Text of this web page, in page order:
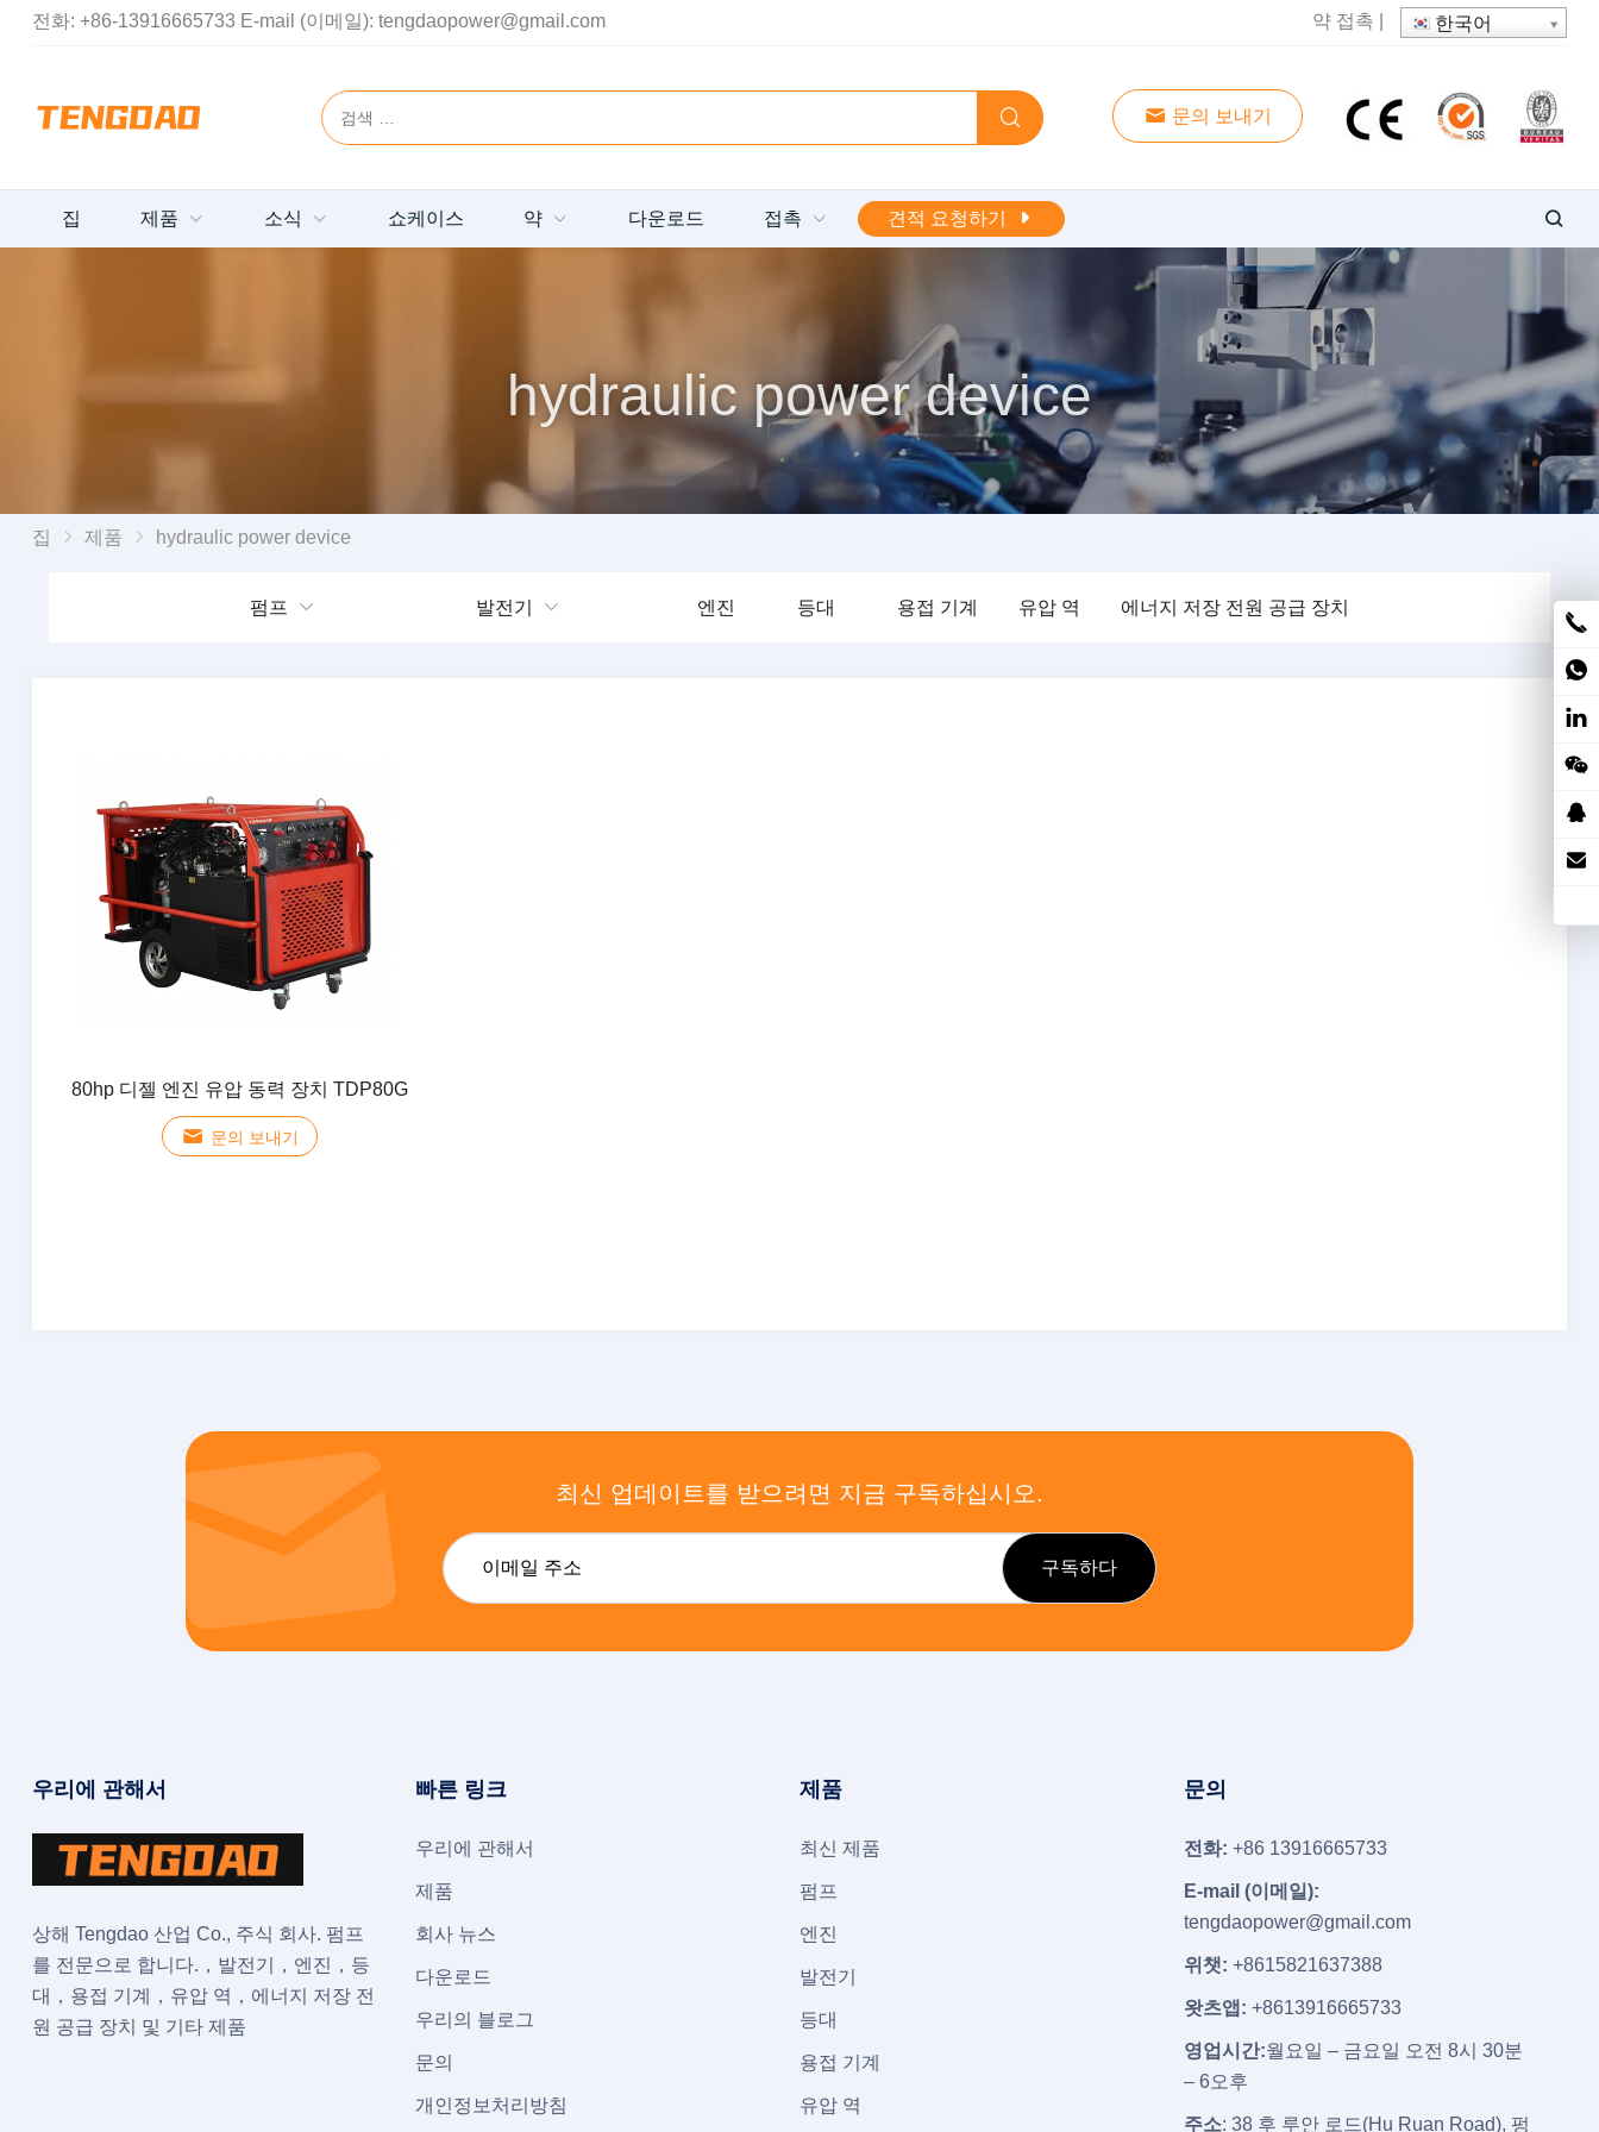
전화: +86-13916665733 E-mail (이메일): tengdaopower@gmail.com 약 접촉 한국어
문의 보내기
집 제품 소식 쇼케이스 약 다운로드 접촉 견적 요청하기
hydraulic power device
집 제품 hydraulic power device
펌프 발전기 엔진 등대 용접 기계 유압 역 에너지 저장 전원 공급 장치
80hp 디젤 엔진 유압 동력 장치 TDP80G
문의 보내기
최신 업데이트를 받으려면 지금 구독하십시오.
우리에 관해서
상해 Tengdao 산업 Co., 주식 회사. 펌프
를 전문으로 합니다.，발전기，엔진，등
대，용접 기계，유압 역，에너지 저장 전
원 공급 장치 및 기타 제품
빠른 링크
우리에 관해서
제품
회사 뉴스
다운로드
우리의 블로그
문의
개인정보처리방침
제품
최신 제품
펌프
엔진
발전기
등대
용접 기계
유압 역
문의
전화: +86 13916665733
E-mail (이메일):
tengdaopower@gmail.com
위챗: +8615821637388
왓츠앱: +8613916665733
영업시간:월요일 – 금요일 오전 8시 30분
– 6오후
주소: 38 후 루안 로드(Hu Ruan Road), 펑